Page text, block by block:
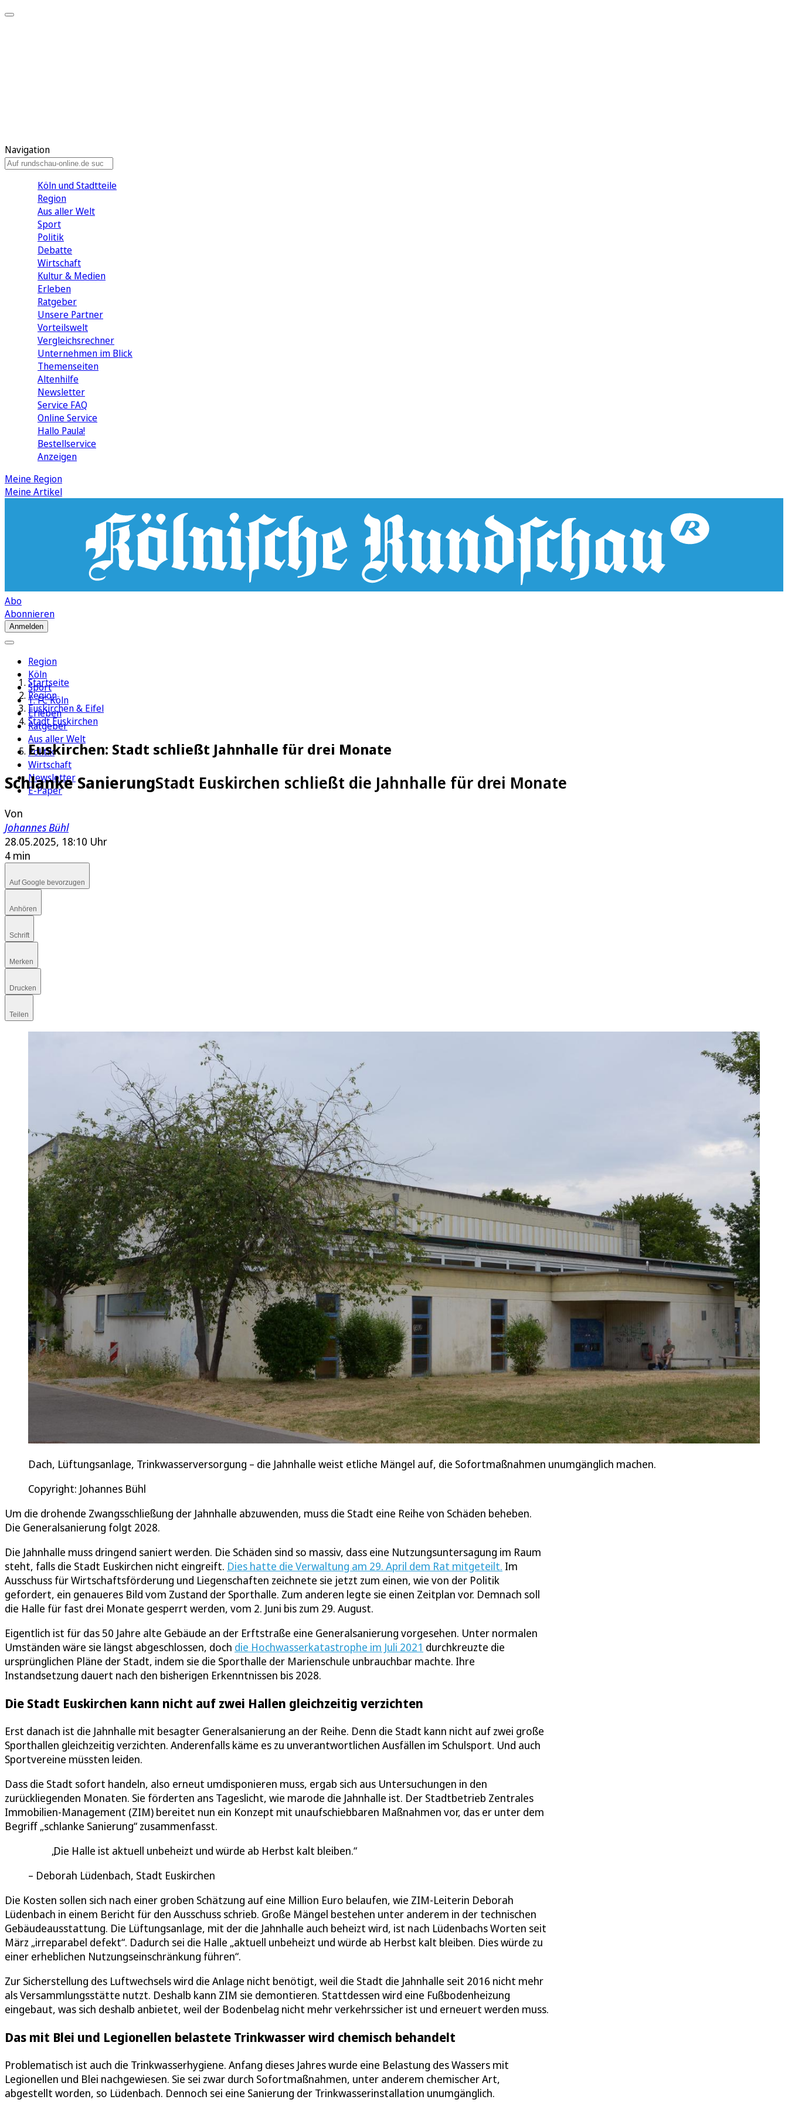
Navigation
Köln und Stadtteile
Region
Aus aller Welt
Sport
Politik
Debatte
Wirtschaft
Kultur & Medien
Erleben
Ratgeber
Unsere Partner
Vorteilswelt
Vergleichsrechner
Unternehmen im Blick
Themenseiten
Altenhilfe
Newsletter
Service FAQ
Online Service
Hallo Paula!
Bestellservice
Anzeigen
Meine Region
Meine Artikel
Abo
Abonnieren
Anmelden
Region
Köln
Sport
1. FC Köln
Erleben
Ratgeber
Aus aller Welt
Politik
Wirtschaft
Newsletter
E-Paper
Startseite
Region
Euskirchen & Eifel
Stadt Euskirchen
Euskirchen: Stadt schließt Jahnhalle für drei Monate
Schlanke SanierungStadt Euskirchen schließt die Jahnhalle für drei Monate
Von
Johannes Bühl
28.05.2025, 18:10 Uhr
4 min
Auf Google bevorzugen
Anhören
Schrift
Merken
Drucken
Teilen
Dach, Lüftungsanlage, Trinkwasserversorgung – die Jahnhalle weist etliche Mängel auf, die Sofortmaßnahmen unumgänglich machen.
Copyright: Johannes Bühl
Um die drohende Zwangsschließung der Jahnhalle abzuwenden, muss die Stadt eine Reihe von Schäden beheben.
Die Generalsanierung folgt 2028.
Die Jahnhalle muss dringend saniert werden. Die Schäden sind so massiv, dass eine Nutzungsuntersagung im Raum
steht, falls die Stadt Euskirchen nicht eingreift. Dies hatte die Verwaltung am 29. April dem Rat mitgeteilt. Im
Ausschuss für Wirtschaftsförderung und Liegenschaften zeichnete sie jetzt zum einen, wie von der Politik
gefordert, ein genaueres Bild vom Zustand der Sporthalle. Zum anderen legte sie einen Zeitplan vor. Demnach soll
die Halle für fast drei Monate gesperrt werden, vom 2. Juni bis zum 29. August.
Eigentlich ist für das 50 Jahre alte Gebäude an der Erftstraße eine Generalsanierung vorgesehen. Unter normalen
Umständen wäre sie längst abgeschlossen, doch die Hochwasserkatastrophe im Juli 2021 durchkreuzte die
ursprünglichen Pläne der Stadt, indem sie die Sporthalle der Marienschule unbrauchbar machte. Ihre
Instandsetzung dauert nach den bisherigen Erkenntnissen bis 2028.
Die Stadt Euskirchen kann nicht auf zwei Hallen gleichzeitig verzichten
Erst danach ist die Jahnhalle mit besagter Generalsanierung an der Reihe. Denn die Stadt kann nicht auf zwei große
Sporthallen gleichzeitig verzichten. Anderenfalls käme es zu unverantwortlichen Ausfällen im Schulsport. Und auch
Sportvereine müssten leiden.
Dass die Stadt sofort handeln, also erneut umdisponieren muss, ergab sich aus Untersuchungen in den
zurückliegenden Monaten. Sie förderten ans Tageslicht, wie marode die Jahnhalle ist. Der Stadtbetrieb Zentrales
Immobilien-Management (ZIM) bereitet nun ein Konzept mit unaufschiebbaren Maßnahmen vor, das er unter dem
Begriff „schlanke Sanierung“ zusammenfasst.
Die Halle ist aktuell unbeheizt und würde ab Herbst kalt bleiben.
Deborah Lüdenbach, Stadt Euskirchen
Die Kosten sollen sich nach einer groben Schätzung auf eine Million Euro belaufen, wie ZIM-Leiterin Deborah
Lüdenbach in einem Bericht für den Ausschuss schrieb. Große Mängel bestehen unter anderem in der technischen
Gebäudeausstattung. Die Lüftungsanlage, mit der die Jahnhalle auch beheizt wird, ist nach Lüdenbachs Worten seit
März „irreparabel defekt“. Dadurch sei die Halle „aktuell unbeheizt und würde ab Herbst kalt bleiben. Dies würde zu
einer erheblichen Nutzungseinschränkung führen“.
Zur Sicherstellung des Luftwechsels wird die Anlage nicht benötigt, weil die Stadt die Jahnhalle seit 2016 nicht mehr
als Versammlungsstätte nutzt. Deshalb kann ZIM sie demontieren. Stattdessen wird eine Fußbodenheizung
eingebaut, was sich deshalb anbietet, weil der Bodenbelag nicht mehr verkehrssicher ist und erneuert werden muss.
Das mit Blei und Legionellen belastete Trinkwasser wird chemisch behandelt
Problematisch ist auch die Trinkwasserhygiene. Anfang dieses Jahres wurde eine Belastung des Wassers mit
Legionellen und Blei nachgewiesen. Sie sei zwar durch Sofortmaßnahmen, unter anderem chemischer Art,
abgestellt worden, so Lüdenbach. Dennoch sei eine Sanierung der Trinkwasserinstallation unumgänglich.